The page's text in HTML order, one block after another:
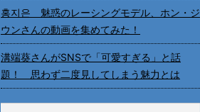
홍지은 魅惑のレーシングモデル、ホン・ジ
ウンさんの動画を集めてみた！
溝端葵さんがSNSで「可愛すぎる」と話
題！ 思わず二度見してしまう魅力とは